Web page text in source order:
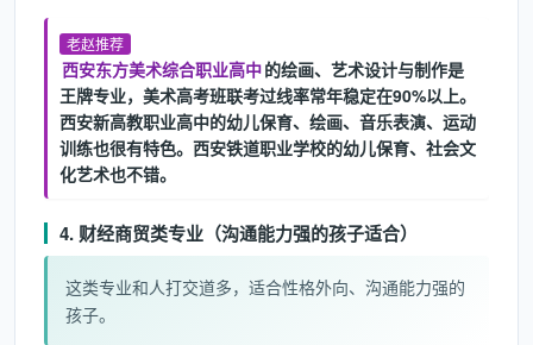
老赵推荐
西安东方美术综合职业高中的绘画、艺术设计与制作是
王牌专业，美术高考班联考过线率常年稳定在90%以上。
西安新高教职业高中的幼儿保育、绘画、音乐表演、运动
训练也很有特色。西安铁道职业学校的幼儿保育、社会文
化艺术也不错。
4. 财经商贸类专业（沟通能力强的孩子适合）
这类专业和人打交道多，适合性格外向、沟通能力强的
孩子。